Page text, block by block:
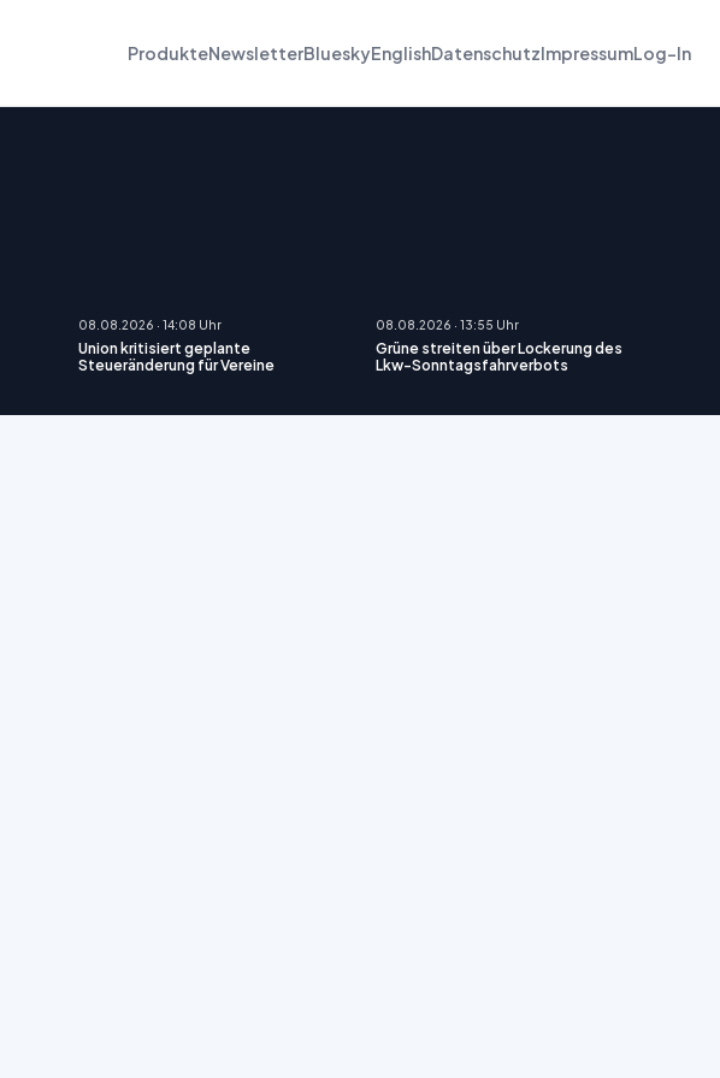
ProdukteNewsletterBlueskyEnglishDatenschutzImpressumLog-In
08.08.2026 · 14:08 Uhr
Union kritisiert geplante
Steueränderung für Vereine
08.08.2026 · 13:55 Uhr
Grüne streiten über Lockerung des
Lkw-Sonntagsfahrverbots